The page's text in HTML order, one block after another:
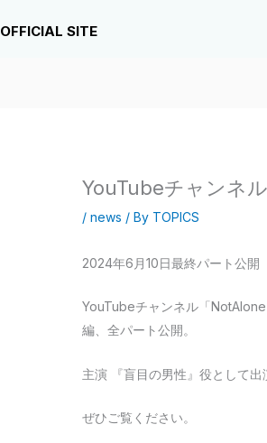
OFFICIAL SITE
YouTubeチャンネ
/news / By TOPICS
2024年6月10日最終パート公開
YouTubeチャンネル「
編、全パート公開。
主演 『盲目の男性』役として出
ぜひご覧ください。